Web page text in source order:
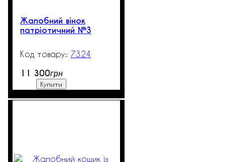
Жалобний вінок
патріотичний №3
7324
11 300грн
Купити